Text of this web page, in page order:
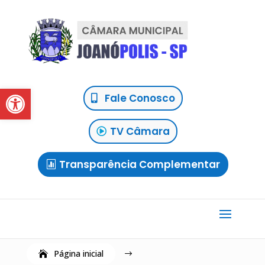
Abrir a barra de ferramentasFale Conosco
TV Câmara
Transparência Complementar
Página inicial $